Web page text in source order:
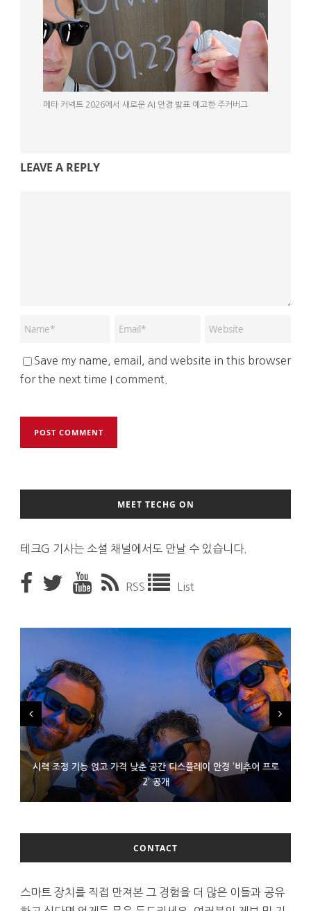
메타 커넥트 2026에서 새로운 AI 안경 발표 예고한 주커버그
LEAVE A REPLY
Save my name, email, and website in this browser
for the next time I comment.
MEET TECHG ON
테크G 기사는 소셜 채널에서도 만날 수 있습니다.
RSS List
시력 조정 기능 얹고 가격 낮춘 공간 디스플레이 안경 ‘비추어 프로
2’ 공개
D램 부족에 10억달러어치 아이폰18 프로세서 패키징 대기 중
300~400달러 반지형 스피커 준비하는 오픈AI
CONTACT
스마트 장치를 직접 만져본 그 경험을 더 많은 이들과 공유